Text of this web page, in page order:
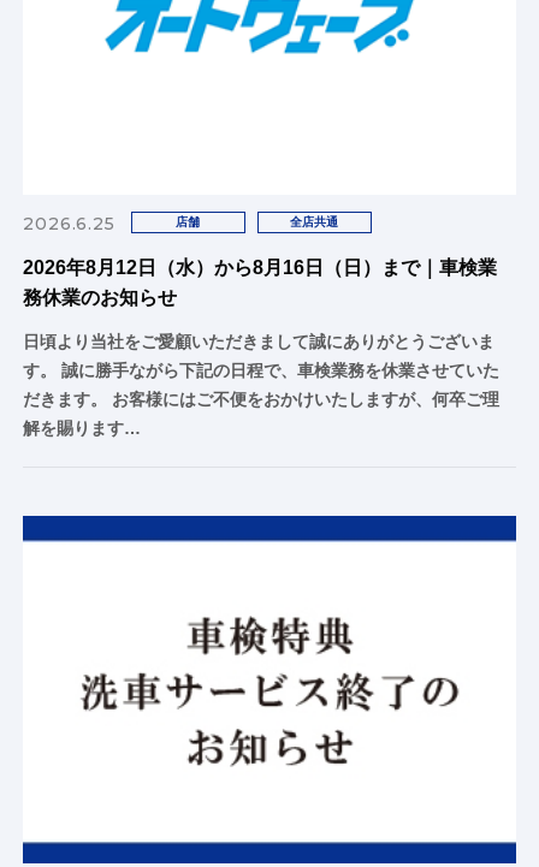
2026.6.25 店舗 全店共通
2026年8月12日（水）から8月16日（日）まで｜車検業
務休業のお知らせ
日頃より当社をご愛顧いただきまして誠にありがとうございま
す。 誠に勝手ながら下記の日程で、車検業務を休業させていた
だきます。 お客様にはご不便をおかけいたしますが、何卒ご理
解を賜ります…